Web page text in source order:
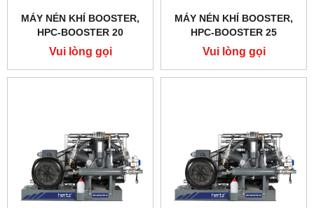
MÁY NÉN KHÍ BOOSTER,
HPC-BOOSTER 20
Vui lòng gọi
MÁY NÉN KHÍ BOOSTER,
HPC-BOOSTER 25
Vui lòng gọi